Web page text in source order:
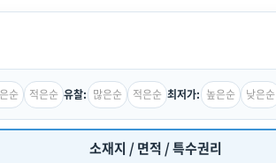
순 적은순 유찰: 많은순 적은순 최저가: 높은순 낮은순
소재지 / 면적 / 특수권리